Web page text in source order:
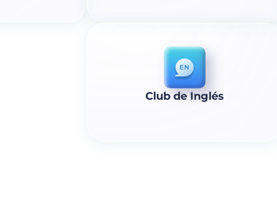
Club de Inglés